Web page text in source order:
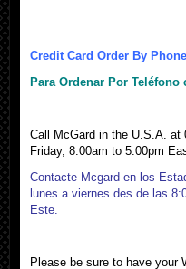
Credit Card Order By
Para Ordenar Por
Call McGard in the U.S.A. at
Friday, 8:00am to 5:00pm
Contacte Mcgard en los
lunes a viernes des de las
Este.
Please be sure to have your